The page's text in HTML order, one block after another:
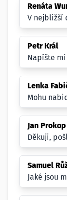
Renáta
V nejbližší
Petr Král
Napíšte mi
Lenka
Mohu
Jan Prokop
Děkuji,
Samuel
Jaké jsou